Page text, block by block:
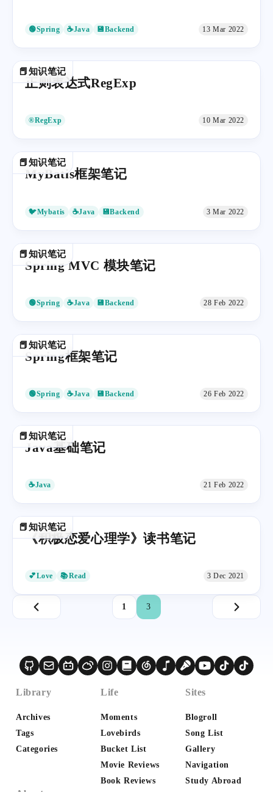
🟢Spring ☕Java 💾Backend 13 Mar 2022
📕知识笔记
正则表达式RegExp
®RegExp 10 Mar 2022
📕知识笔记
MyBatis框架笔记
🐦Mybatis ☕Java 💾Backend 3 Mar 2022
📕知识笔记
Spring MVC 模块笔记
🟢Spring ☕Java 💾Backend 28 Feb 2022
📕知识笔记
Spring框架笔记
🟢Spring ☕Java 💾Backend 26 Feb 2022
📕知识笔记
Java基础笔记
☕Java 21 Feb 2022
📕知识笔记
《积极恋爱心理学》读书笔记
💕Love 📚Read 3 Dec 2021
1 3
Library
Archives
Tags
Categories
Life
Moments
Lovebirds
Bucket List
Movie Reviews
Book Reviews
Sites
Blogroll
Song List
Gallery
Navigation
Study Abroad